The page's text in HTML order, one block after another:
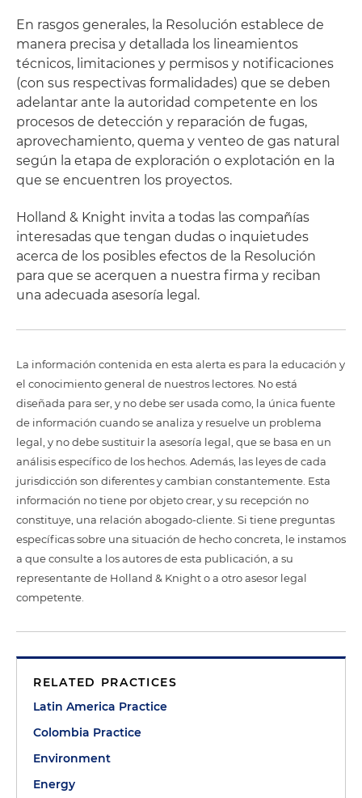
En rasgos generales, la Resolución establece de
manera precisa y detallada los lineamientos
técnicos, limitaciones y permisos y notificaciones
(con sus respectivas formalidades) que se deben
adelantar ante la autoridad competente en los
procesos de detección y reparación de fugas,
aprovechamiento, quema y venteo de gas natural
según la etapa de exploración o explotación en la
que se encuentren los proyectos.
Holland & Knight invita a todas las compañías
interesadas que tengan dudas o inquietudes
acerca de los posibles efectos de la Resolución
para que se acerquen a nuestra firma y reciban
una adecuada asesoría legal.
La información contenida en esta alerta es para la educación y
el conocimiento general de nuestros lectores. No está
diseñada para ser, y no debe ser usada como, la única fuente
de información cuando se analiza y resuelve un problema
legal, y no debe sustituir la asesoría legal, que se basa en un
análisis específico de los hechos. Además, las leyes de cada
jurisdicción son diferentes y cambian constantemente. Esta
información no tiene por objeto crear, y su recepción no
constituye, una relación abogado-cliente. Si tiene preguntas
específicas sobre una situación de hecho concreta, le instamos
a que consulte a los autores de esta publicación, a su
representante de Holland & Knight o a otro asesor legal
competente.
RELATED PRACTICES
Latin America Practice
Colombia Practice
Environment
Energy